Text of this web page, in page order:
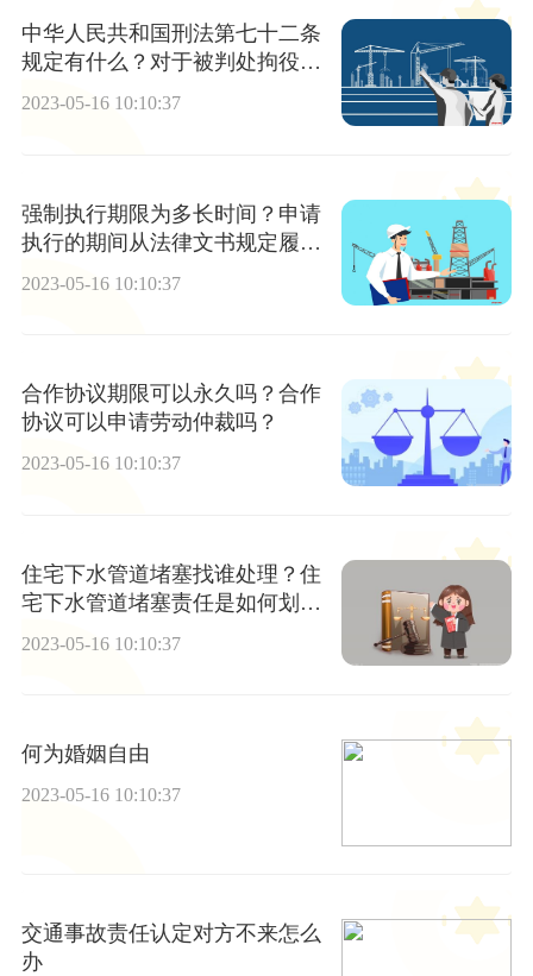
中华人民共和国刑法第七十二条
规定有什么？对于被判处拘役三
年以下有期徒刑的犯罪分子哪些
2023-05-16 10:10:37
强制执行期限为多长时间？申请
执行的期间从法律文书规定履行
2023-05-16 10:10:37
合作协议期限可以永久吗？合作
协议可以申请劳动仲裁吗？
2023-05-16 10:10:37
住宅下水管道堵塞找谁处理？住
宅下水管道堵塞责任是如何划分
2023-05-16 10:10:37
何为婚姻自由
2023-05-16 10:10:37
交通事故责任认定对方不来怎么
办